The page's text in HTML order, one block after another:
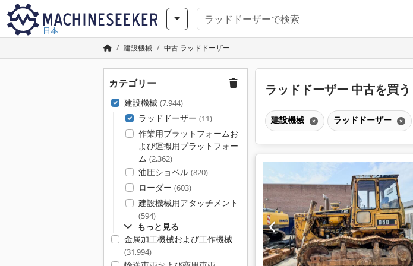
日本
建設機械 中古 ラッドドーザー
カテゴリー
建設機械 (7,944)
ラッドドーザー (11)
作業用プラットフォームお
よび運搬用プラットフォー
ム (2,362)
油圧ショベル (820)
ローダー (603)
建設機械用アタッチメント
(594)
もっと見る
金属加工機械および工作機械
(31,994)
ラッドドーザー 中古を買う
建設機械 ラッドドーザー